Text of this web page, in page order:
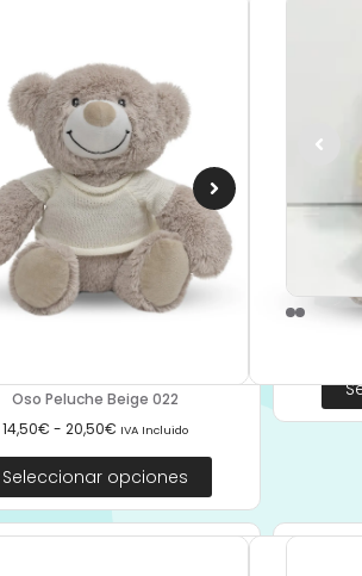
Oso Peluche Beige 022
14,50€ - 20,50€ IVA Incluido
Seleccionar opciones